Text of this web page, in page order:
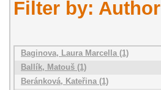
Filter by: Author
Baginova, Laura Marcella (1)
Ballík, Matouš (1)
Beránková, Kateřina (1)